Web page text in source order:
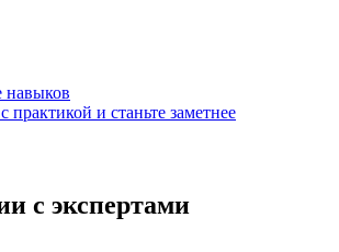
навыков
практикой и станьте заметнее
с экспертами